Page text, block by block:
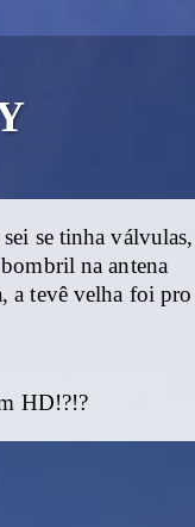
se tinha válvulas,
na antena
a tevê velha foi pro
HD!?!?